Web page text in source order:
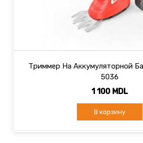
Триммер На Аккумуляторной
5036
1 100 MDL
В корзину